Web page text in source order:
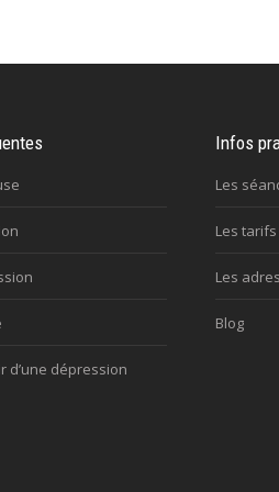
d’une dépression
Infos
Les
Les tarifs
Les
Blog